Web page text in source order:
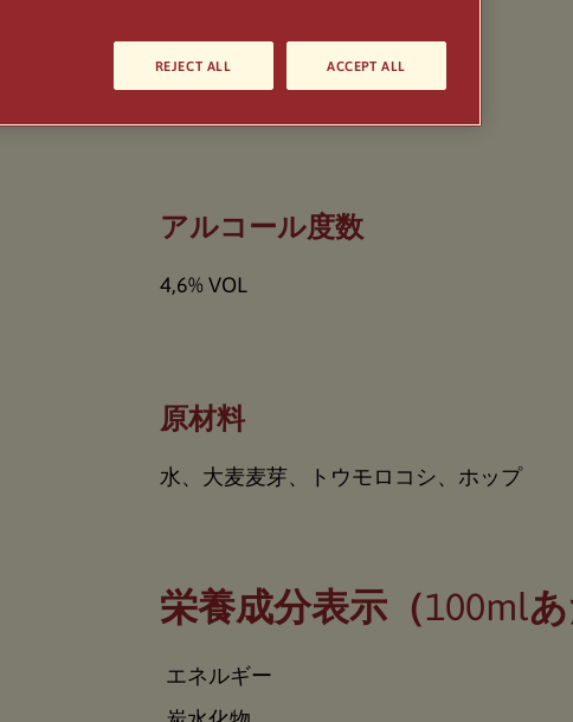
アルコール度数
4,6% VOL
原材料
水、大麦麦芽、トウモロコシ、ホップ
栄養成分表示（100mlあ
エネルギー
REJECT ALL ACCEPT ALL